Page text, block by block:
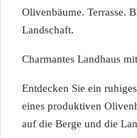
Olivenbäume. Terrasse.
Landschaft.
Charmantes Landhaus
Entdecken Sie ein
eines produktiven
auf die Berge und die